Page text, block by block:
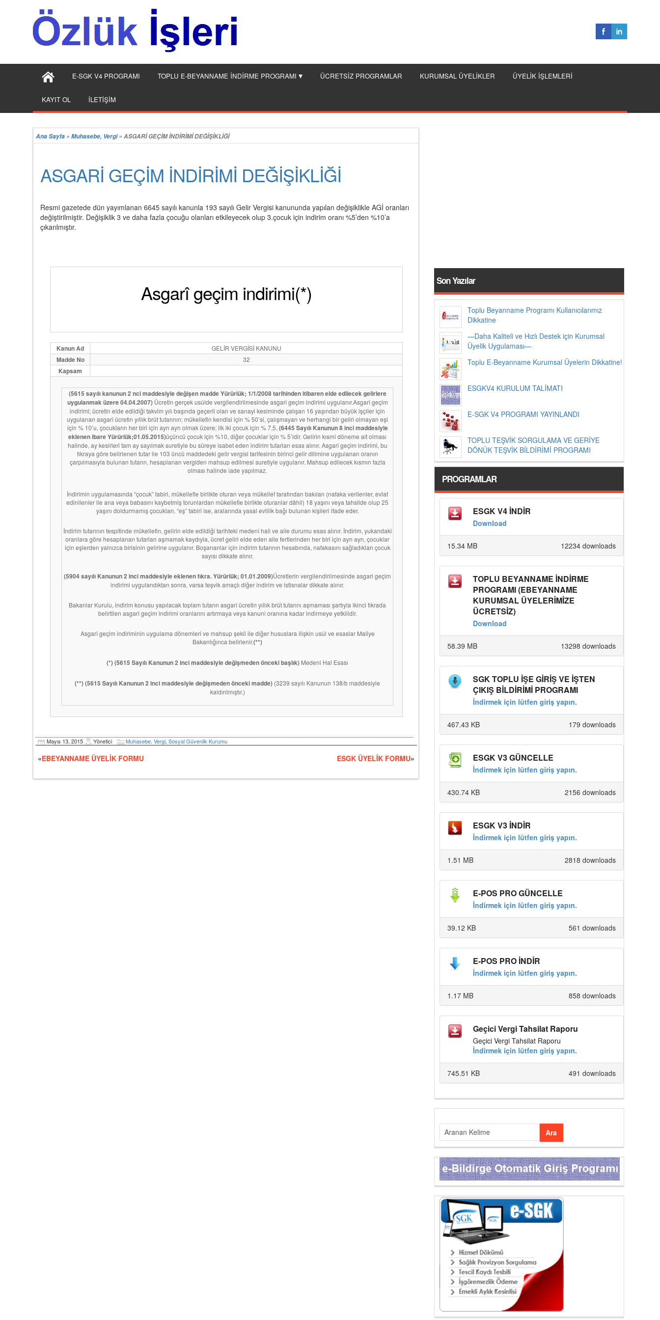
E-SGK V4 PROGRAMI TOPLU E-BEYANNAME İNDİRME PROGRAMI ÜCRETSİZ PROGRAMLAR KURUMSAL ÜYELİKLER ÜYELİK İŞLEMLERİ
KAYIT OL İLETİŞİM
Ana Sayfa »Muhasebe, Vergi»ASGARİ GEÇİM İNDİRİMİ DEĞİŞİKLİĞİ
ASGARİ GEÇİM İNDİRİMİ DEĞİŞİKLİĞİ
Resmi gazetede dün yayımlanan 6645 sayılı kanunla 193 sayılı Gelir Vergisi kanununda yapılan değişiklikle AGİ oranları
değiştirilmiştir. Değişiklik 3 ve daha fazla çocuğu olanları etkileyecek olup 3.çocuk için indirim oranı %5’den %10’a
çıkarılmıştır.
Asgarî geçim indirimi(*)
Kanun Ad GELİR VERGİSİ KANUNU
Madde No 32
Kapsam
(5615 sayılı kanunun 2 nci maddesiyle değişen madde Yürürlük; 1/1/2008 tarihinden itibaren elde edilecek gelirlere
uygulanmak üzere 04.04.2007) Ücretin gerçek usûlde vergilendirilmesinde asgarî geçim indirimi uygulanır.Asgarî geçim
indirimi; ücretin elde edildiği takvim yılı başında geçerli olan ve sanayi kesiminde çalışan 16 yaşından büyük işçiler için
uygulanan asgarî ücretin yıllık brüt tutarının; mükellefin kendisi için % 50’si, çalışmayan ve herhangi bir geliri olmayan eşi
için % 10’u, çocukların her biri için ayrı ayrı olmak üzere; ilk iki çocuk için % 7,5, (6445 Sayılı Kanunun 8 inci maddesiyle
eklenen ibare Yürürlük;01.05.2015)üçüncü çocuk için %10, diğer çocuklar için % 5’idir. Gelirin kısmî döneme ait olması
halinde, ay kesirleri tam ay sayılmak suretiyle bu süreye isabet eden indirim tutarları esas alınır. Asgarî geçim indirimi, bu
fıkraya göre belirlenen tutar ile 103 üncü maddedeki gelir vergisi tarifesinin birinci gelir dilimine uygulanan oranın
çarpılmasıyla bulunan tutarın, hesaplanan vergiden mahsup edilmesi suretiyle uygulanır. Mahsup edilecek kısmın fazla
olması halinde iade yapılmaz.
İndirimin uygulamasında “çocuk” tabiri, mükellefle birlikte oturan veya mükellef tarafından bakılan (nafaka verilenler, evlat
edinilenler ile ana veya babasını kaybetmiş torunlardan mükellefle birlikte oturanlar dâhil) 18 yaşını veya tahsilde olup 25
yaşını doldurmamış çocukları, “eş” tabiri ise, aralarında yasal evlilik bağı bulunan kişileri ifade eder.
İndirim tutarının tespitinde mükellefin, gelirin elde edildiği tarihteki medenî hali ve aile durumu esas alınır. İndirim, yukarıdaki
oranlara göre hesaplanan tutarları aşmamak kaydıyla, ücret geliri elde eden aile fertlerinden her biri için ayrı ayrı, çocuklar
için eşlerden yalnızca birisinin gelirine uygulanır. Boşananlar için indirim tutarının hesabında, nafakasını sağladıkları çocuk
sayısı dikkate alınır.
(5904 sayılı Kanunun 2 inci maddesiyle eklenen fıkra. Yürürlük; 01.01.2009)Ücretlerin vergilendirilmesinde asgari geçim
indirimi uygulandıktan sonra, varsa teşvik amaçlı diğer indirim ve istisnalar dikkate alınır.
Bakanlar Kurulu, indirim konusu yapılacak toplam tutarın asgarî ücretin yıllık brüt tutarını aşmaması şartıyla ikinci fıkrada
belirtilen asgarî geçim indirimi oranlarını artırmaya veya kanunî oranına kadar indirmeye yetkilidir.
Asgarî geçim indiriminin uygulama dönemleri ve mahsup şekli ile diğer hususlara ilişkin usûl ve esaslar Maliye
Bakanlığınca belirlenir.(**)
(*)(5615 Sayılı Kanunun 2 inci maddesiyle değişmeden önceki başlık) Medeni Hal Esası
(**)(5615 Sayılı Kanunun 2 inci maddesiyle değişmeden önceki madde) (3239 sayılı Kanunun 138/b maddesiyle
kaldırılmıştır.)
Mayıs 13, 2015 Yönetici Muhasebe, Vergi,Sosyal Güvenlik Kurumu
«EBEYANNAME ÜYELİK FORMU ESGK ÜYELİK FORMU»
Son Yazılar
Toplu Beyanname Programı Kullanıcılarımız
Dikkatine
—Daha Kaliteli ve Hızlı Destek için Kurumsal
Üyelik Uygulaması—
Toplu E-Beyanname Kurumsal Üyelerin Dikkatine!
ESGKV4 KURULUM TALİMATI
E-SGK V4 PROGRAMI YAYINLANDI
TOPLU TEŞVİK SORGULAMA VE GERİYE
DÖNÜK TEŞVİK BİLDİRİMİ PROGRAMI
PROGRAMLAR
ESGK V4 İNDİR
Download
12234 downloads
15.34 MB
TOPLU BEYANNAME İNDİRME
PROGRAMI (EBEYANNAME
KURUMSAL ÜYELERİMİZE
ÜCRETSİZ)
Download
13298 downloads
58.39 MB
SGK TOPLU İŞE GİRİŞ VE İŞTEN
ÇIKIŞ BİLDİRİMİ PROGRAMI
İndirmek için lütfen giriş yapın.
179 downloads
467.43 KB
ESGK V3 GÜNCELLE
İndirmek için lütfen giriş yapın.
2156 downloads
430.74 KB
ESGK V3 İNDİR
İndirmek için lütfen giriş yapın.
2818 downloads
1.51 MB
E-POS PRO GÜNCELLE
İndirmek için lütfen giriş yapın.
561 downloads
39.12 KB
E-POS PRO İNDİR
İndirmek için lütfen giriş yapın.
858 downloads
1.17 MB
Geçici Vergi Tahsilat Raporu
Geçici Vergi Tahsilat Raporu
İndirmek için lütfen giriş yapın.
491 downloads
745.51 KB